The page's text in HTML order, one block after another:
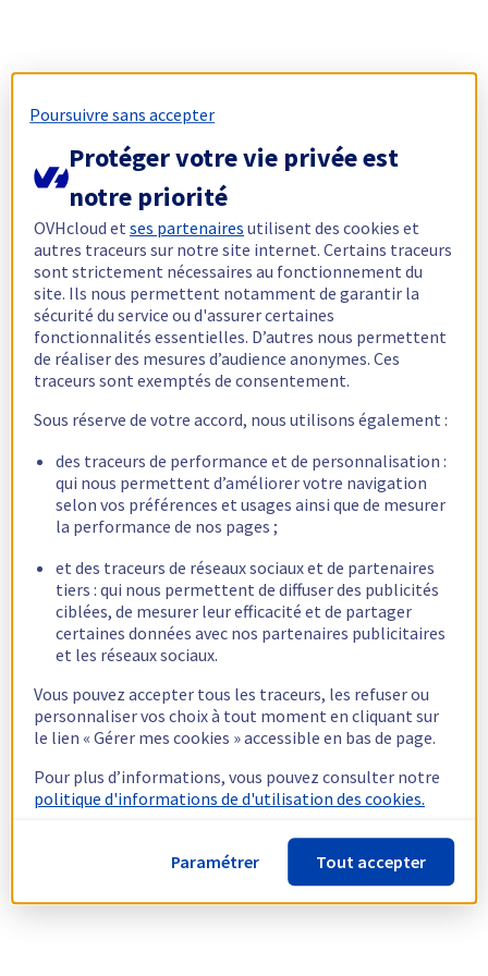
Poursuivre sans accepter
Protéger votre vie privée est
notre priorité
OVHcloud etses partenaires utilisent des cookies et
autres traceurs sur notre site internet. Certains traceurs
sont strictement nécessaires au fonctionnement du
site. Ils nous permettent notamment de garantir la
sécurité du service ou d'assurer certaines
fonctionnalités essentielles. D’autres nous permettent
de réaliser des mesures d’audience anonymes. Ces
traceurs sont exemptés de consentement.
Sous réserve de votre accord, nous utilisons également :
des traceurs de performance et de personnalisation :
qui nous permettent d’améliorer votre navigation
selon vos préférences et usages ainsi que de mesurer
la performance de nos pages ;
et des traceurs de réseaux sociaux et de partenaires
tiers : qui nous permettent de diffuser des publicités
ciblées, de mesurer leur efficacité et de partager
certaines données avec nos partenaires publicitaires
et les réseaux sociaux.
Vous pouvez accepter tous les traceurs, les refuser ou
personnaliser vos choix à tout moment en cliquant sur
le lien « Gérer mes cookies » accessible en bas de page.
Pour plus d’informations, vous pouvez consulter notre
politique d'informations de d'utilisation des cookies.
Paramétrer Tout accepter